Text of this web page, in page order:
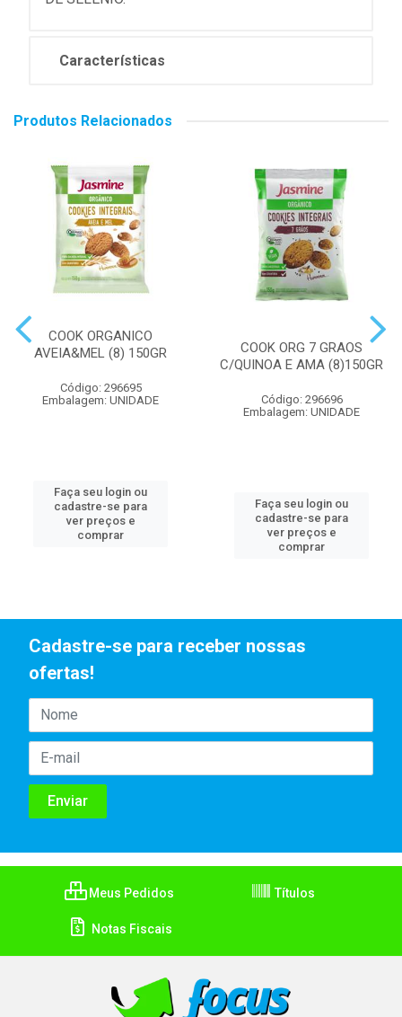
Características
Produtos Relacionados
COOK ORGANICO
AVEIA&MEL (8) 150GR
Código: 296695
Embalagem: UNIDADE
Faça seu login ou
cadastre-se para
ver preços e
comprar
COOK ORG 7 GRAOS
C/QUINOA E AMA (8)150GR
Código: 296696
Embalagem: UNIDADE
Faça seu login ou
cadastre-se para
ver preços e
comprar
Cadastre-se para receber nossas
ofertas!
Meus Pedidos Títulos
Notas Fiscais